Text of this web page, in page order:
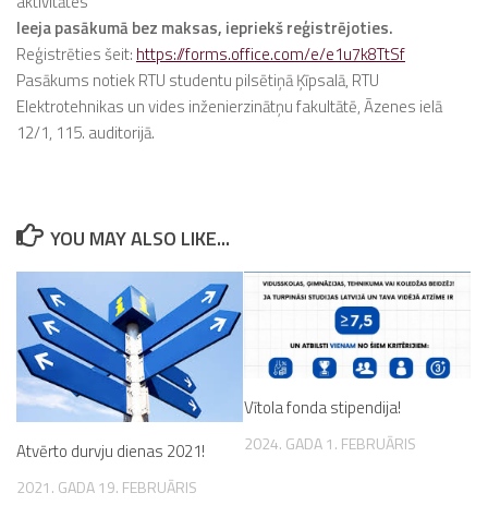
Ieeja pasākumā bez maksas, iepriekš reģistrējoties.
Reģistrēties šeit: https://forms.office.com/e/e1u7k8TtSf
Pasākums notiek RTU studentu pilsētiņā Ķīpsalā, RTU
Elektrotehnikas un vides inženierzinātņu fakultātē, Āzenes ielā
12/1, 115. auditorijā.
YOU MAY ALSO LIKE...
Atvērto durvju dienas 2021!
2021. GADA 19. FEBRUĀRIS
Vītola fonda stipendija!
2024. GADA 1. FEBRUĀRIS